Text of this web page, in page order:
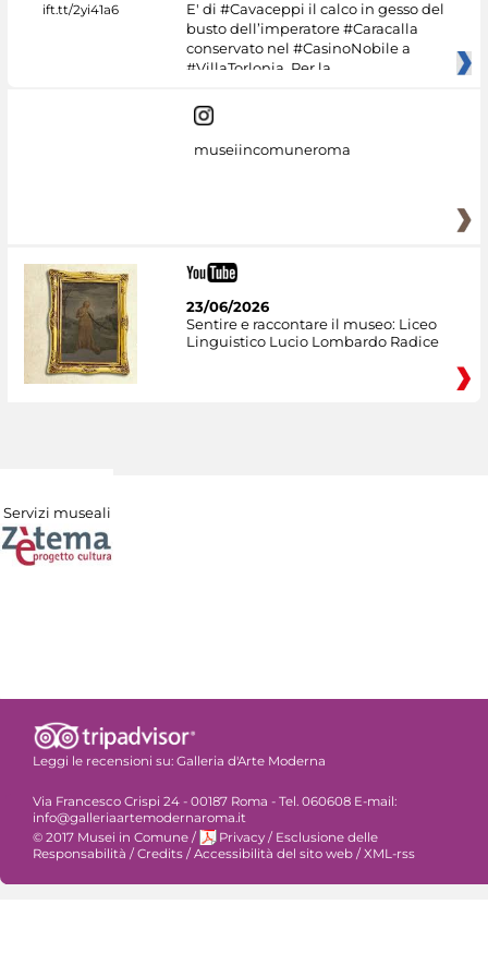
E' di #Cavaceppi il calco in gesso del
busto dell’imperatore #Caracalla
conservato nel #CasinoNobile a
#VillaTorlonia. Per la
museiincomuneroma
23/06/2026
Sentire e raccontare il museo: Liceo
Linguistico Lucio Lombardo Radice
Servizi museali
Leggi le recensioni su: Galleria d'Arte Moderna
Via Francesco Crispi 24 - 00187 Roma - Tel. 060608 E-mail:
info@galleriaartemodernaroma.it
© 2017 Musei in Comune / Privacy / Esclusione delle
Responsabilità / Credits / Accessibilità del sito web / XML-rss